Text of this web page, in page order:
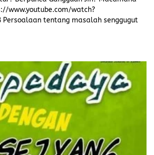
www.youtube.com/watch?
Persoalaan tentang masalah senggugut